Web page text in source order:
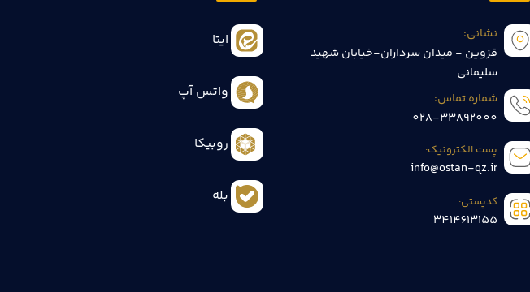
نشانی:
قزوین - میدان سرداران-خیابان شهید
سلیمانی
شماره تماس:
028-33892000
پست الکترونیک:
info@ostan-qz.ir
کدپستی:
3414613155
ایتا
واتس آپ
روبیکا
بله